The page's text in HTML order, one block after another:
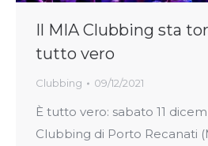
Il MIA Clubbing sta
tutto vero
Clubbing 09/12/2021
È tutto vero: sabato 11
Clubbing di Porto Recanati